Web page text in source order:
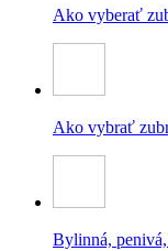
Ako vyberať
Ako vybrať
Bylinná,